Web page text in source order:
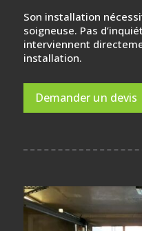
Son installation
soigneuse. Pas
interviennent
installation.
Demander un devis